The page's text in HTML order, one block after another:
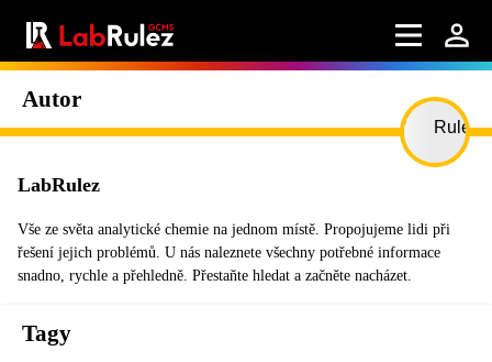
Autor
LabRulez
Vše ze světa analytické chemie na jednom místě. Propojujeme lidi při
řešení jejich problémů. U nás naleznete všechny potřebné informace
snadno, rychle a přehledně. Přestaňte hledat a začněte nacházet.
Tagy